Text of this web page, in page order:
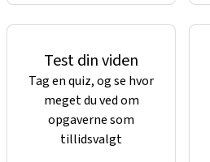
Test din viden
Tag en quiz, og se hvor
meget du ved om
opgaverne som
tillidsvalgt